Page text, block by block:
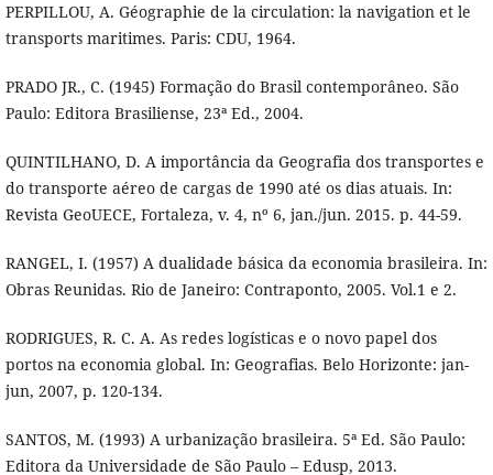
PERPILLOU, A. Géographie de la circulation: la navigation et le
transports maritimes. Paris: CDU, 1964.
PRADO JR., C. (1945) Formação do Brasil contemporâneo. São
Paulo: Editora Brasiliense, 23ª Ed., 2004.
QUINTILHANO, D. A importância da Geografia dos transportes e
do transporte aéreo de cargas de 1990 até os dias atuais. In:
Revista GeoUECE, Fortaleza, v. 4, nº 6, jan./jun. 2015. p. 44-59.
RANGEL, I. (1957) A dualidade básica da economia brasileira. In:
Obras Reunidas. Rio de Janeiro: Contraponto, 2005. Vol.1 e 2.
RODRIGUES, R. C. A. As redes logísticas e o novo papel dos
portos na economia global. In: Geografias. Belo Horizonte: jan-
jun, 2007, p. 120-134.
SANTOS, M. (1993) A urbanização brasileira. 5ª Ed. São Paulo:
Editora da Universidade de São Paulo – Edusp, 2013.